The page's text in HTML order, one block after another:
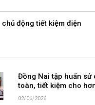
động tiết kiệm điện
Đồng Nai tập huấn sử
toàn, tiết kiệm cho
02/06/2026